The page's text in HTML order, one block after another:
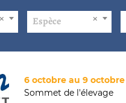
Espèce
6 octobre au 9 octobre
Sommet de l'élevage